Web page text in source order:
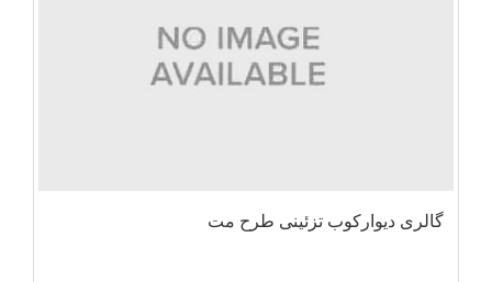
گالری دیوارکوب تزئینی طرح مت